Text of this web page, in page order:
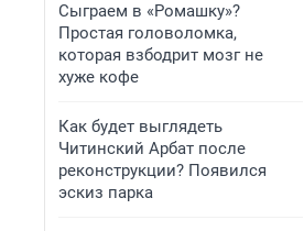
Сыграем в «Ромашку»?
Простая головоломка,
которая взбодрит мозг не
хуже кофе
Как будет выглядеть
Читинский Арбат после
реконструкции? Появился
эскиз парка